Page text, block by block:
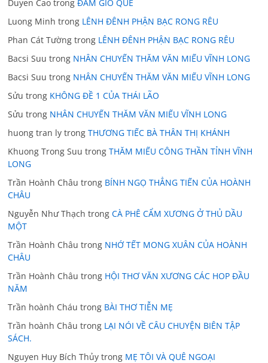
Duyen Cao trongĐÁM GIỖ QUÊ
Luong Minh trong LÊNH ĐÊNH PHẬN BẠC RONG RÊU
Phan Cát Tường trong LÊNH ĐÊNH PHẬN BẠC RONG RÊU
Bacsi Suu trong NHÂN CHUYẾN THĂM VĂN MIẾU VĨNH LONG
Bacsi Suu trong NHÂN CHUYẾN THĂM VĂN MIẾU VĨNH LONG
Sửu trong KHÔNG ĐỀ 1 CỦA THÁI LÃO
Sửu trong NHÂN CHUYẾN THĂM VĂN MIẾU VĨNH LONG
huong tran ly trongTHƯƠNG TIẾC BÀ THÂN THỊ KHÁNH
Khuong Trong Suu trongTHĂM MIẾU CÔNG THẦN TỈNH VĨNH
LONG
Trần Hoành Châu trong BÍNH NGỌ THẲNG TIẾN CỦA HOÀNH
CHÂU
Nguyễn Như Thạch trongCÀ PHÊ CẨM XƯƠNG Ở THỦ DẦU
MỘT
Trần Hoành Châu trong NHỚ TẾT MONG XUÂN CỦA HOÀNH
CHÂU
Trần Hoành Châu trong HỘI THƠ VĂN XƯƠNG CÁC HOP ĐẦU
NĂM
Trần hoành Cháu trong BÀI THƠ TIỄN MẸ
Trần hoành Châu trong LẠI NÓI VỀ CÂU CHUYỆN BIÊN TẬP
SÁCH.
Nguyen Huy Bích Thủy trong MẸ TÔI VÀ QUÊ NGOẠI